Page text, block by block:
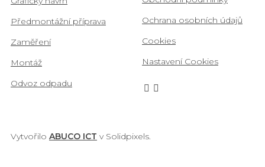
Předmontážní příprava
Zaměření
Montáž
Odvoz odpadu
Ochrana osobních údajů
Cookies
Nastavení Cookies
Vytvořilo ABUCO ICT v Solidpixels.